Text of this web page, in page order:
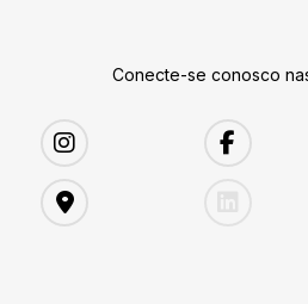
Conecte-se conosco